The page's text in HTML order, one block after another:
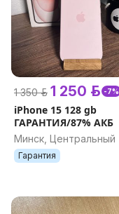
1 350 р. 1 250 р. -7%
iPhone 15 128 gb
ГАРАНТИЯ/87% АКБ
Минск, Центральный
Гарантия